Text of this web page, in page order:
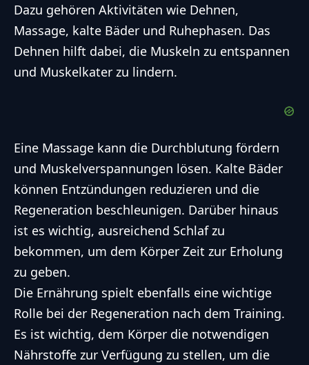
Dazu gehören Aktivitäten wie Dehnen,
Massage, kalte Bäder und Ruhephasen. Das
Dehnen hilft dabei, die Muskeln zu entspannen
und Muskelkater zu lindern.
Eine Massage kann die Durchblutung fördern
und Muskelverspannungen lösen. Kalte Bäder
können Entzündungen reduzieren und die
Regeneration beschleunigen. Darüber hinaus
ist es wichtig, ausreichend Schlaf zu
bekommen, um dem Körper Zeit zur Erholung
zu geben.
Die Ernährung spielt ebenfalls eine wichtige
Rolle bei der Regeneration nach dem Training.
Es ist wichtig, dem Körper die notwendigen
Nährstoffe zur Verfügung zu stellen, um die